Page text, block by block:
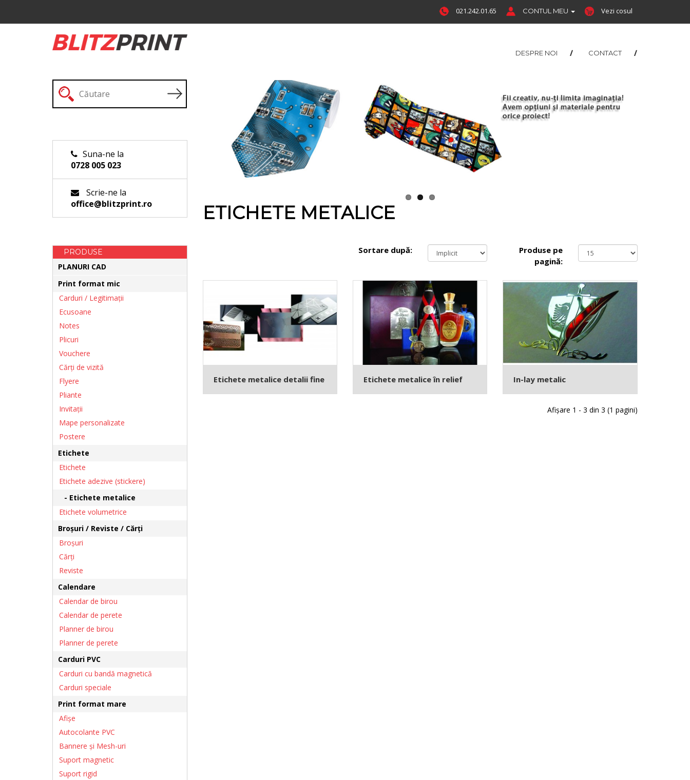
021.242.01.65 CONTUL MEU Vezi cosul
DESPRE NOI CONTACT
Suna-ne la
0728 005 023
Scrie-ne la
office@blitzprint.ro
PRODUSE
PLANURI CAD
Print format mic
Carduri / Legitimații
Ecusoane
Notes
Plicuri
Vouchere
Cărţi de vizită
Flyere
Pliante
Invitații
Mape personalizate
Postere
Etichete
Etichete
Etichete adezive (stickere)
- Etichete metalice
Etichete volumetrice
Broșuri / Reviste / Cărți
Broșuri
Cărţi
Reviste
Calendare
Calendar de birou
Calendar de perete
Planner de birou
Planner de perete
Carduri PVC
Carduri cu bandă magnetică
Carduri speciale
Print format mare
Afișe
Autocolante PVC
Bannere şi Mesh-uri
Suport magnetic
Suport rigid
ETICHETE METALICE
Sortare după:
Produse pe
pagină:
Etichete metalice detalii fine Etichete metalice în relief In-lay metalic
Afişare 1 - 3 din 3 (1 pagini)